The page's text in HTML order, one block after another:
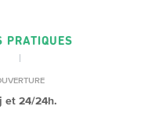
PRATIQUES
et 24/24h.